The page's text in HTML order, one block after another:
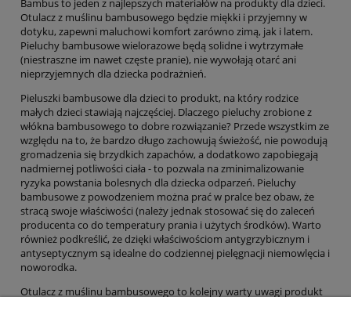
Otulacz z muślinu bambusowego będzie miękki i przyjemny w
dotyku, zapewni maluchowi komfort zarówno zimą, jak i latem.
Pieluchy bambusowe wielorazowe będą solidne i wytrzymałe
(niestraszne im nawet częste pranie), nie wywołają otarć ani
nieprzyjemnych dla dziecka podrażnień.
Pieluszki bambusowe dla dzieci to produkt, na który rodzice
małych dzieci stawiają najczęściej. Dlaczego pieluchy zrobione z
włókna bambusowego to dobre rozwiązanie? Przede wszystkim ze
względu na to, że bardzo długo zachowują świeżość, nie powodują
gromadzenia się brzydkich zapachów, a dodatkowo zapobiegają
nadmiernej potliwości ciała - to pozwala na zminimalizowanie
ryzyka powstania bolesnych dla dziecka odparzeń. Pieluchy
bambusowe z powodzeniem można prać w pralce bez obaw, że
stracą swoje właściwości (należy jednak stosować się do zaleceń
producenta co do temperatury prania i użytych środków). Warto
również podkreślić, że dzięki właściwościom antygrzybicznym i
antyseptycznym są idealne do codziennej pielęgnacji niemowlęcia i
noworodka.
Otulacz z muślinu bambusowego to kolejny warty uwagi produkt